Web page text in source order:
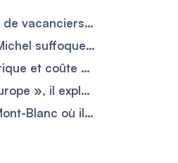
EasyJet face à une grève de 27 jours, des milliers de vacanciers risquent de voir leurs vols perturbés
Avec 3 millions de visiteurs par an, le Mont-Saint-Michel suffoque sous le tourisme et pourrait changer les règles d’accès
La « dupe » sauvage de Tenerife se trouve en Afrique et coûte moins de 60 € par jour
Longtemps étiqueté « pays le plus dangereux d’Europe », il explose pourtant les réservations avec +288 % cet été
Ils fuient les 40 °C pour cette station au pied du Mont-Blanc où il fait encore 20 °C en août